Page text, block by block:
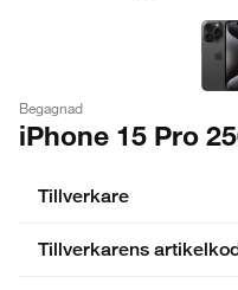
Begagnad
iPhone 15 Pro
Tillverkare
Tillverkarens